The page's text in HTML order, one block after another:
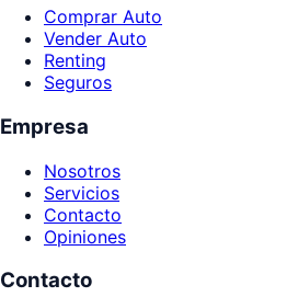
Comprar Auto
Vender Auto
Renting
Seguros
Empresa
Nosotros
Servicios
Contacto
Opiniones
Contacto